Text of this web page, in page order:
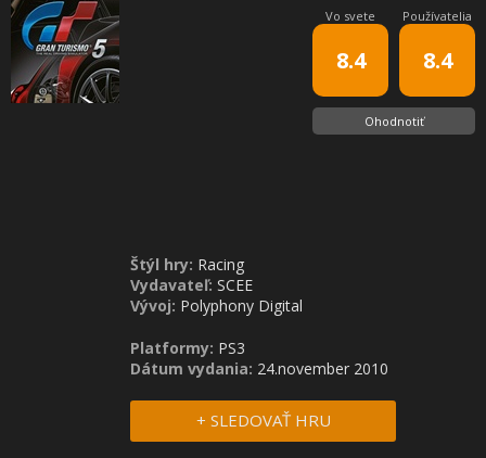
Vo svete
8.4
Používatelia
8.4
Ohodnotiť
Štýl hry: Racing
Vydavateľ: SCEE
Vývoj: Polyphony Digital
Platformy: PS3
Dátum vydania: 24.november 2010
+ SLEDOVAŤ HRU